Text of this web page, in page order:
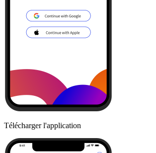
Télécharger l'application